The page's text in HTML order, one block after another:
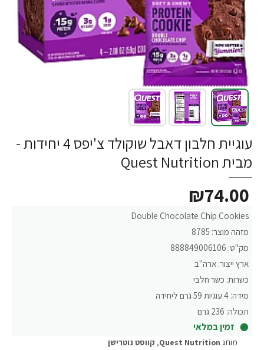
עוגיית חלבון דאבל שוקולד צ'יפס 4 יחידות -
מבית Quest Nutrition
Double Chocolate Chip Cookies
מזהה מוצר: 8785
מק"ט: 888849006106
ארץ ייצור: ארה"ב
כשרות: כשר חלבי
מידה: 4 עוגיות 59 גרם ליחידה
תכולה: 236 גרם
זמין במלאי
₪74.00
מותג Quest Nutrition
, קווסט נוטרישן